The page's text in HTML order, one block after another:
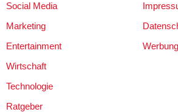
Social Media
Marketing
Entertainment
Wirtschaft
Technologie
Ratgeber
Werbung